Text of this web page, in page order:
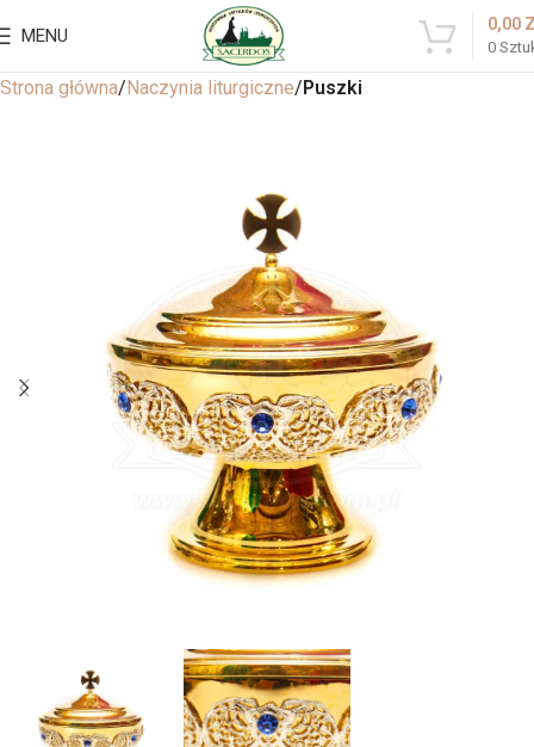
MENU
0
0,00
Strona główna Naczynia liturgiczne Puszki